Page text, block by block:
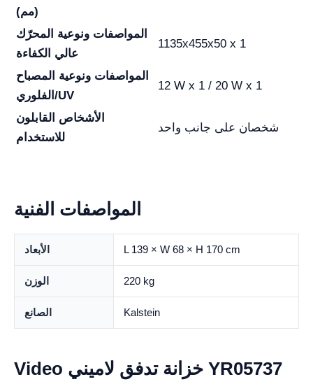
(مم)
المواصفات ونوعية المحرّك
عالي الكفاءة
1135x455x50 x 1
المواصفات ونوعية المصباح
الفلوري/UV
12 W x 1 / 20 W x 1
الأشخاص القابلون
للاستخدام
شخصان على جانب واحد
المواصفات الفنية
الأبعاد L 139 × W 68 × H 170 cm
الوزن 220 kg
الصانع Kalstein
Video خزانة تدفق لاميني YR05737